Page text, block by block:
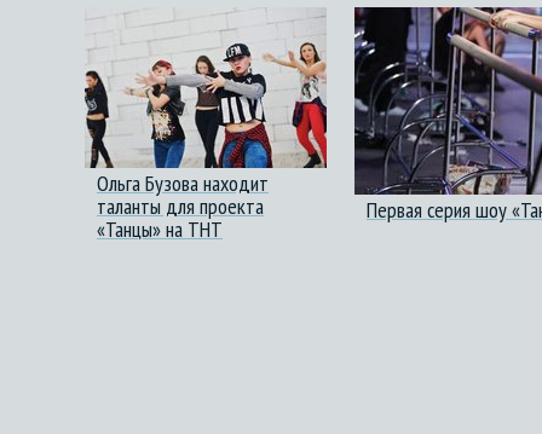
Ольга Бузова находит
таланты для проекта
«Танцы» на ТНТ
Первая серия шоу